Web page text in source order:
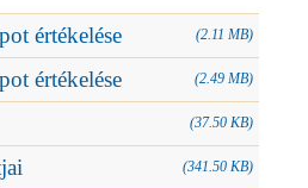
(2.11 MB)
értékelése
(2.49 MB)
értékelése
(37.50 KB)
(341.50 KB)